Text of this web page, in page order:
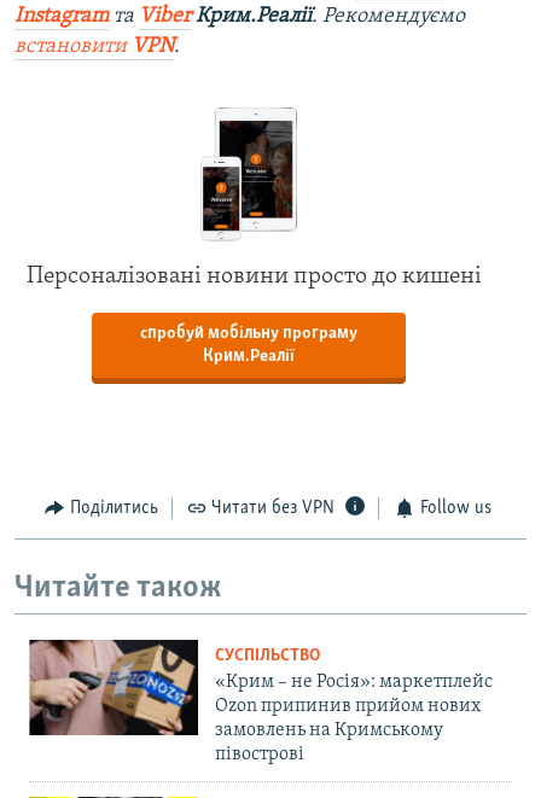
Instagramта ViberКрим.Реалії. Рекомендуємо
встановити VPN.
Персоналізовані новини просто до кишені
спробуй мобільну програму
Крим.Реалії
Поділитись Читати без VPN Follow us
Читайте також
СУСПІЛЬСТВО
«Крим – не Росія»: маркетплейс
Ozon припинив прийом нових
замовлень на Кримському
півострові